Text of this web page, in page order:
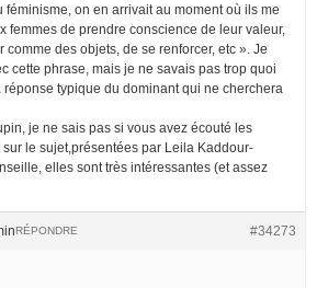
féminisme, on en arrivait au moment où ils me
femmes de prendre conscience de leur valeur,
des objets, de se renforcer, etc ». Je
cette phrase, mais je ne savais pas trop quoi
réponse typique du dominant qui ne cherchera
je ne sais pas si vous avez écouté les
le sujet,présentées par Leila Kaddour-
elles sont très intéressantes (et assez
#34273
RÉPONDRE